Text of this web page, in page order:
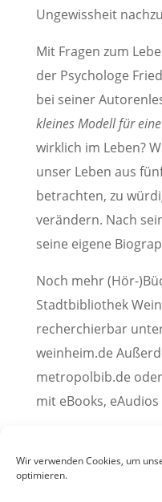
Wir verwenden Cookies, um
optimieren.
Ungewissheit
Mit Fragen zum
der Psychologe
bei seiner
kleines Modell für
wirklich im Leben?
unser Leben aus
betrachten, zu
verändern. Nach
seine eigene
Noch mehr (Hör-
Stadtbibliothek
recherchierbar
weinheim.de
metropolbib.de
mit eBooks,
September 2021